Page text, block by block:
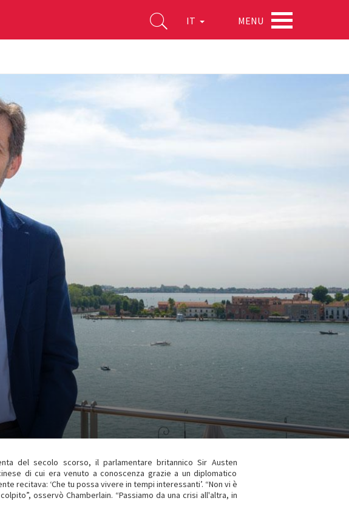
IT MENU
del secolo scorso, il parlamentare britannico Sir Austen
di cui era venuto a conoscenza grazie a un diplomatico
recitava: ‘Che tu possa vivere in tempi interessanti’. “Non vi è
osservò Chamberlain. “Passiamo da una crisi all'altra, in